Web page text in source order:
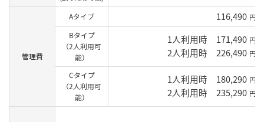
管理費
Aタイプ 116,490 円
Bタイプ
（2人利用可
能）
1人利用時 171,490 円
2人利用時 226,490 円
Cタイプ
（2人利用可
能）
1人利用時 180,290 円
2人利用時 235,290 円